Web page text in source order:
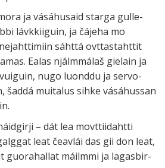
ja vásá­husaid starga gulle­
lávk­kii­guin, ja čájeha mo
sáhttá ovt­tas­taht­tit
Ealas njálmmá­laš gie­lain ja
nugo luonddu ja servo­
šaddá muita­lus sihke vásá­hus­san
– dát lea movt­tii­dahtti
leat čeav­lái das gii don leat,
guora­hal­lat máilmmi ja lagas­bir­